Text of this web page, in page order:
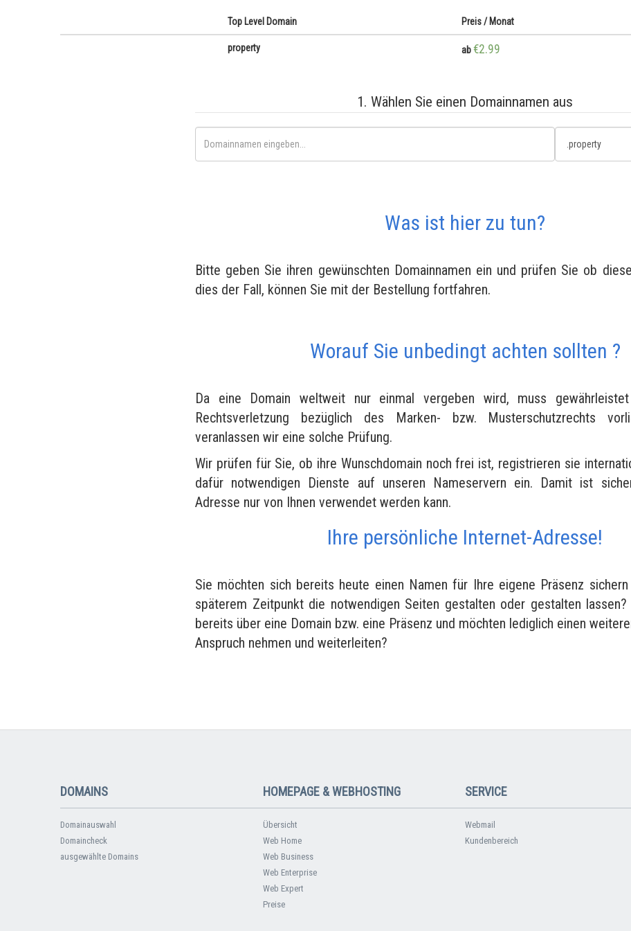
Top Level Domain Preis / Monat
property ab€2.99
1. Wählen Sie einen Domainnamen aus
Was ist hier zu tun?
Bitte geben Sie ihren gewünschten Domainnamen ein und prüfen Sie ob
dies der Fall, können Sie mit der Bestellung fortfahren.
Worauf Sie unbedingt achten sollten ?
Da eine Domain weltweit nur einmal vergeben wird, muss
Rechtsverletzung bezüglich des Marken- bzw. Musterschutzrechts
veranlassen wir eine solche Prüfung.
Wir prüfen für Sie, ob ihre Wunschdomain noch frei ist, registrieren sie
dafür notwendigen Dienste auf unseren Nameservern ein. Damit ist
Adresse nur von Ihnen verwendet werden kann.
Ihre persönliche Internet-Adresse!
Sie möchten sich bereits heute einen Namen für Ihre eigene Präsenz
späterem Zeitpunkt die notwendigen Seiten gestalten oder gestalten
bereits über eine Domain bzw. eine Präsenz und möchten lediglich einen
Anspruch nehmen und weiterleiten?
DOMAINS
Domainauswahl
Domaincheck
ausgewählte Domains
HOMEPAGE & WEBHOSTING
Übersicht
Web Home
Web Business
Web Enterprise
Web Expert
Preise
SERVICE
Webmail
Kundenbereich